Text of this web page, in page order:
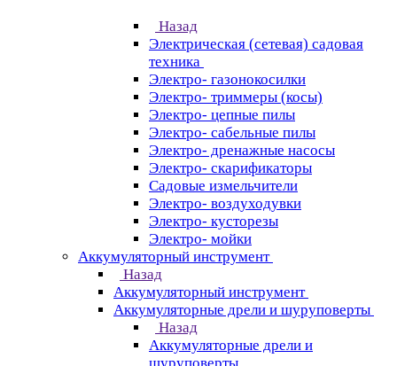
Назад
Электрическая (сетевая) садовая
техника
Электро- газонокосилки
Электро- триммеры (косы)
Электро- цепные пилы
Электро- сабельные пилы
Электро- дренажные насосы
Электро- скарификаторы
Садовые измельчители
Электро- воздуходувки
Электро- кусторезы
Электро- мойки
Аккумуляторный инструмент
Назад
Аккумуляторный инструмент
Аккумуляторные дрели и шуруповерты
Назад
Аккумуляторные дрели и